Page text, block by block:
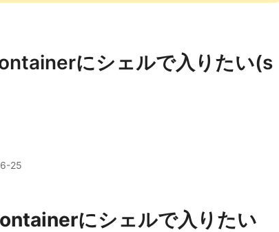
にシェルで入りたい(s
25
にシェルで入りたい